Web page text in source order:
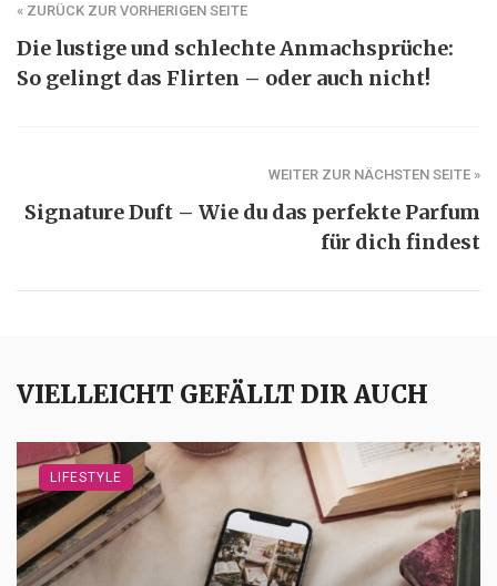
« ZURÜCK ZUR VORHERIGEN SEITE
Die lustige und schlechte Anmachsprüche:
So gelingt das Flirten – oder auch nicht!
WEITER ZUR NÄCHSTEN SEITE »
Signature Duft – Wie du das perfekte Parfum
für dich findest
VIELLEICHT GEFÄLLT DIR AUCH
LIFESTYLE